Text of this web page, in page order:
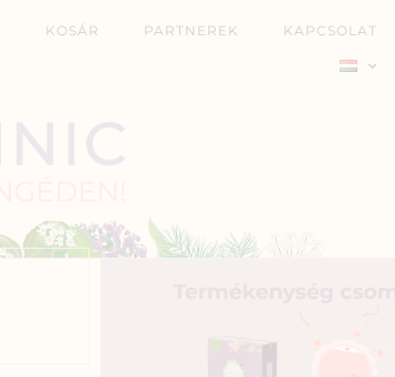
KOSÁR PARTNEREK KAPCSOLAT